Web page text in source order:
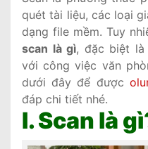
quét tài liệu, các loại
dạng file mềm. Tuy
scan là gì, đặc biệt là
với công việc văn
dưới đây để được
đáp chi tiết nhé.
I. Scan là